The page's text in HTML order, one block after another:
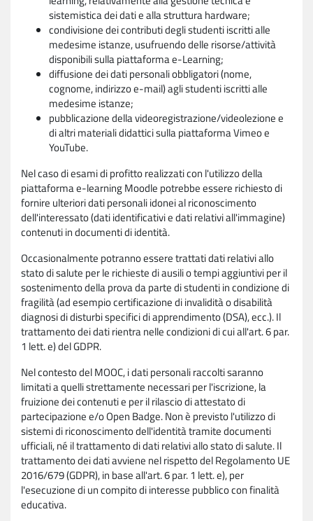
sistemistica dei dati e alla struttura hardware;
condivisione dei contributi degli studenti iscritti alle
medesime istanze, usufruendo delle risorse/attività
disponibili sulla piattaforma e-Learning;
diffusione dei dati personali obbligatori (nome,
cognome, indirizzo e-mail) agli studenti iscritti alle
medesime istanze;
pubblicazione della videoregistrazione/videolezione e
di altri materiali didattici sulla piattaforma Vimeo e
YouTube.
Nel caso di esami di profitto realizzati con l'utilizzo della
piattaforma e-learning Moodle potrebbe essere richiesto di
fornire ulteriori dati personali idonei al riconoscimento
dell'interessato (dati identificativi e dati relativi all'immagine)
contenuti in documenti di identità.
Occasionalmente potranno essere trattati dati relativi allo
stato di salute per le richieste di ausili o tempi aggiuntivi per il
sostenimento della prova da parte di studenti in condizione di
fragilità (ad esempio certificazione di invalidità o disabilità
diagnosi di disturbi specifici di apprendimento (DSA), ecc.). Il
trattamento dei dati rientra nelle condizioni di cui all'art. 6 par.
1 lett. e) del GDPR.
Nel contesto del MOOC, i dati personali raccolti saranno
limitati a quelli strettamente necessari per l'iscrizione, la
fruizione dei contenuti e per il rilascio di attestato di
partecipazione e/o Open Badge. Non è previsto l'utilizzo di
sistemi di riconoscimento dell'identità tramite documenti
ufficiali, né il trattamento di dati relativi allo stato di salute. Il
trattamento dei dati avviene nel rispetto del Regolamento UE
2016/679 (GDPR), in base all'art. 6 par. 1 lett. e), per
l'esecuzione di un compito di interesse pubblico con finalità
educativa.